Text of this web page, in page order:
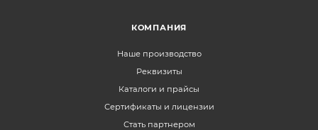
КОМПАНИЯ
Наше производство
Реквизиты
Каталоги и прайсы
Сертификаты и лицензии
Стать партнером